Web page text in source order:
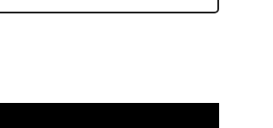
סוג תיק